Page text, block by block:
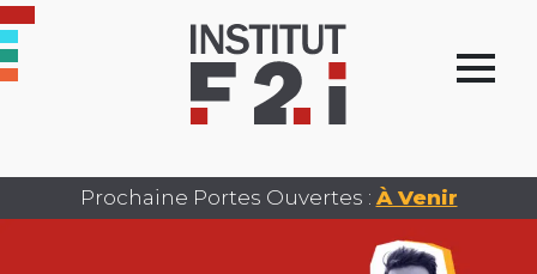
Prochaine Portes Ouvertes : À Venir